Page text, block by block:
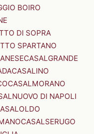
BOIRO
DI SOPRA
SPARTANO
CASALGRANDE
CASALINO
CASALMORANO
DI NAPOLI
CASALSERUGO